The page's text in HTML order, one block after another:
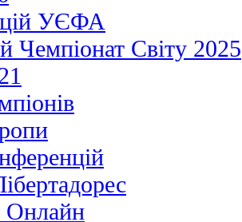
УЄФА
Чемпіонат Світу 2025
Онлайн